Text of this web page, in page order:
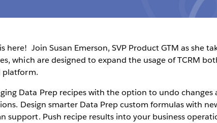
here! Join Susan Emerson, SVP Product GTM as she
which are designed to expand the usage of TCRM
platform.
Data Prep recipes with the option to undo changes
Design smarter Data Prep custom formulas with
support. Push recipe results into your business